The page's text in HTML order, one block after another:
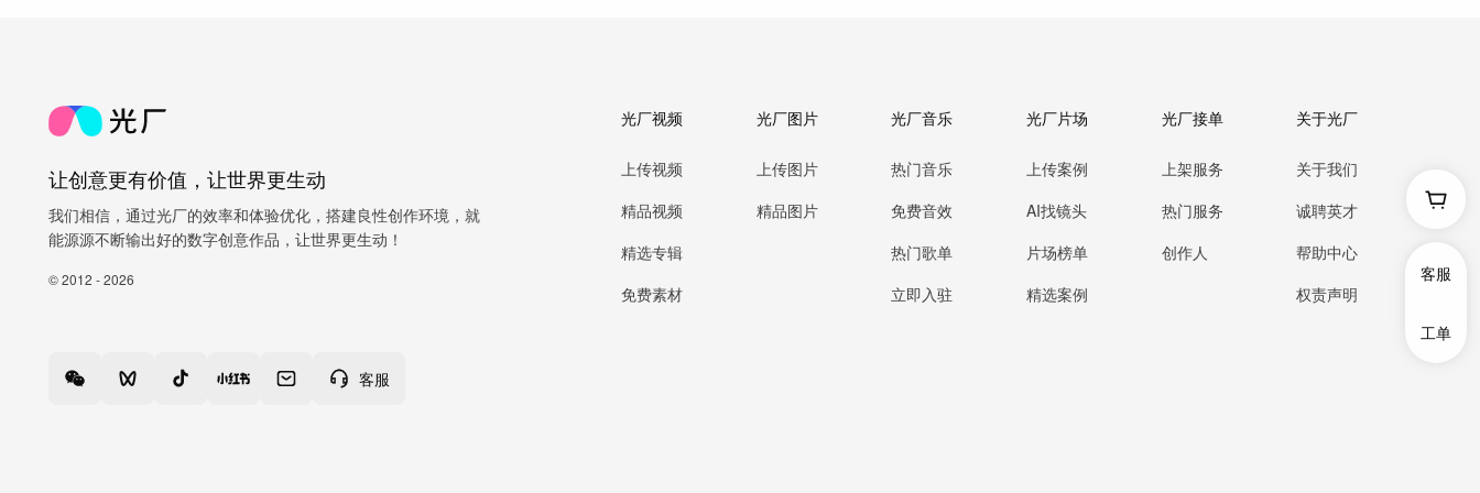
客服
工单
让创意更有价值，让世界更生动
我们相信，通过光厂的效率和体验优化，搭建良性创作环境，就
能源源不断输出好的数字创意作品，让世界更生动！
© 2012 - 2026
客服
光厂视频
上传视频
精品视频
精选专辑
免费素材
光厂图片
上传图片
精品图片
光厂音乐
热门音乐
免费音效
热门歌单
立即入驻
光厂片场
上传案例
AI找镜头
片场榜单
精选案例
光厂接单
上架服务
热门服务
创作人
关于光厂
关于我们
诚聘英才
帮助中心
权责声明